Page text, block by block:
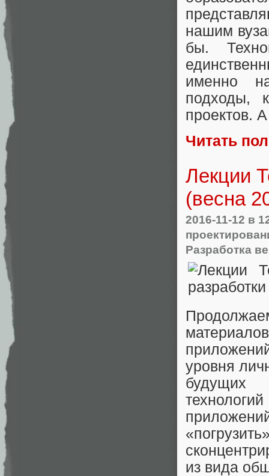
нашим
бы.
именно
подходы,
проектов.
Читать
Лекции
(весна
2016-11-12 в
Разработка
уровня
будущих
из вида